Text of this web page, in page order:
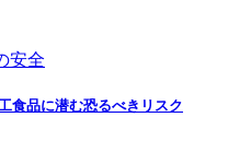
安全
食品に潜む恐るべきリスク